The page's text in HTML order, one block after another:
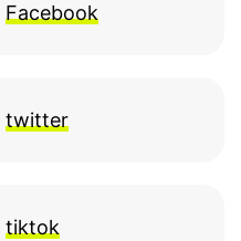
Facebook
twitter
tiktok